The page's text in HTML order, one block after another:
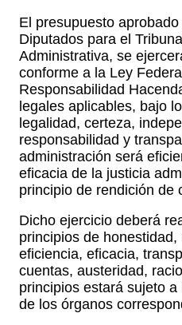
El presupuesto
Diputados para el
Administrativa, se
conforme a la Ley
Responsabilidad
legales aplicables, bajo
legalidad, certeza,
responsabilidad y
administración será
eficacia de la justicia
principio de rendición de
Dicho ejercicio deberá
principios de
eficiencia, eficacia,
cuentas, austeridad,
principios estará sujeto a
de los órganos